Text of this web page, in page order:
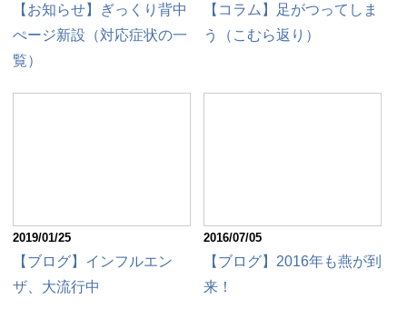
【お知らせ】ぎっくり背中
ぺージ新設（対応症状の一
覧）
【コラム】足がつってしま
う（こむら返り）
2019/01/25
【ブログ】インフルエン
ザ、大流行中
2016/07/05
【ブログ】2016年も燕が到
来！